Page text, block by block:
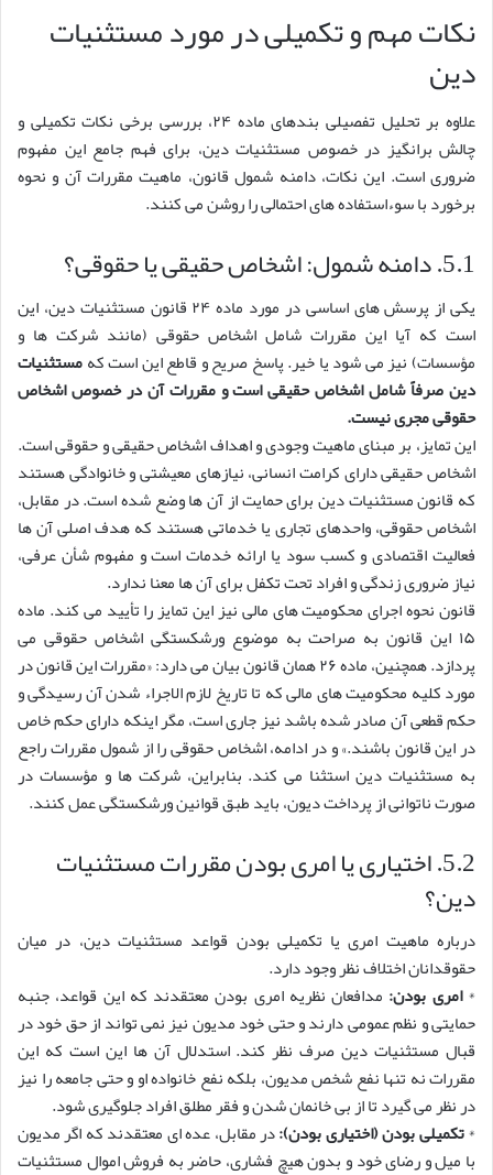
نکات مهم و تکمیلی در مورد مستثنیات
دین
علاوه بر تحلیل تفصیلی بندهای ماده ۲۴، بررسی برخی نکات تکمیلی و
چالش برانگیز در خصوص مستثنیات دین، برای فهم جامع این مفهوم
ضروری است. این نکات، دامنه شمول قانون، ماهیت مقررات آن و نحوه
برخورد با سوءاستفاده های احتمالی را روشن می کنند.
5.1. دامنه شمول: اشخاص حقیقی یا حقوقی؟
یکی از پرسش های اساسی در مورد ماده ۲۴ قانون مستثنیات دین، این
است که آیا این مقررات شامل اشخاص حقوقی (مانند شرکت ها و
مؤسسات) نیز می شود یا خیر. پاسخ صریح و قاطع این است کهمستثنیات
دین صرفاً شامل اشخاص حقیقی است و مقررات آن در خصوص اشخاص
حقوقی مجری نیست.
این تمایز، بر مبنای ماهیت وجودی و اهداف اشخاص حقیقی و حقوقی است.
اشخاص حقیقی دارای کرامت انسانی، نیازهای معیشتی و خانوادگی هستند
که قانون مستثنیات دین برای حمایت از آن ها وضع شده است. در مقابل،
اشخاص حقوقی، واحدهای تجاری یا خدماتی هستند که هدف اصلی آن ها
فعالیت اقتصادی و کسب سود یا ارائه خدمات است و مفهوم شأن عرفی،
نیاز ضروری زندگی و افراد تحت تکفل برای آن ها معنا ندارد.
قانون نحوه اجرای محکومیت های مالی نیز این تمایز را تأیید می کند. ماده
۱۵ این قانون به صراحت به موضوع ورشکستگی اشخاص حقوقی می
پردازد. همچنین، ماده ۲۶ همان قانون بیان می دارد: «مقررات این قانون در
مورد کلیه محکومیت های مالی که تا تاریخ لازم الاجراء شدن آن رسیدگی و
حکم قطعی آن صادر شده باشد نیز جاری است، مگر اینکه دارای حکم خاص
در این قانون باشند.» و در ادامه، اشخاص حقوقی را از شمول مقررات راجع
به مستثنیات دین استثنا می کند. بنابراین، شرکت ها و مؤسسات در
صورت ناتوانی از پرداخت دیون، باید طبق قوانین ورشکستگی عمل کنند.
5.2. اختیاری یا امری بودن مقررات مستثنیات
دین؟
درباره ماهیت امری یا تکمیلی بودن قواعد مستثنیات دین، در میان
حقوقدانان اختلاف نظر وجود دارد.
*امری بودن: مدافعان نظریه امری بودن معتقدند که این قواعد، جنبه
حمایتی و نظم عمومی دارند و حتی خود مدیون نیز نمی تواند از حق خود در
قبال مستثنیات دین صرف نظر کند. استدلال آن ها این است که این
مقررات نه تنها نفع شخص مدیون، بلکه نفع خانواده او و حتی جامعه را نیز
در نظر می گیرد تا از بی خانمان شدن و فقر مطلق افراد جلوگیری شود.
*تکمیلی بودن (اختیاری بودن):در مقابل، عده ای معتقدند که اگر مدیون
با میل و رضای خود و بدون هیچ فشاری، حاضر به فروش اموال مستثنیات